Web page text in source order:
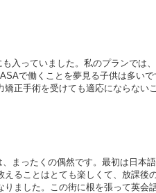
入っていました。私のプランでは
で働くことを夢見る子供は多い
正手術を受けても適応にならな
まったくの偶然です。最初は日本
ることはとても楽しくて、放課
ました。この街に根を張って英